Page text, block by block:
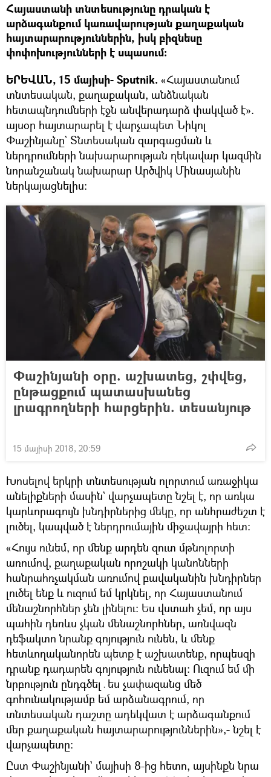
Հայաստանի տնտեսությունը դրական է
արձագանքում կառավարության քաղաքական
հայտարարություններին, իսկ բիզնեսը
փոփոխությունների է սպասում։
ԵՐԵՎԱՆ, 15 մայիսի- Sputnik. «Հայաստանում
տնտեսական, քաղաքական, անձնական
հետապնդումների էջն անվերադարձ փակված է».
այսօր հայտարարել է վարչապետ Նիկոլ
Փաշինյանը` Տնտեսական զարգացման և
ներդրումների նախարարության ղեկավար կազմին
նորանշանակ նախարար Արծվիկ Մինասյանին
ներկայացնելիս։
Փաշինյանի օրը. աշխատեց, շփվեց,
ընթացքում պատասխանեց
լրագրողների հարցերին. տեսանյութ
15 մայիսի 2018, 20:59
Խոսելով երկրի տնտեսության ոլորտում առաջիկա
անելիքների մասին` վարչապետը նշել է, որ առկա
կարևորագույն խնդիրներից մեկը, որ անհրաժեշտ է
լուծել, կապված է ներդրումային միջավայրի հետ։
«Հույս ունեմ, որ մենք արդեն զուտ մթնոլորտի
առումով, քաղաքական որոշակի կանոնների
հանրահռչակման առումով բավականին խնդիրներ
լուծել ենք և ուզում եմ կրկնել, որ Հայաստանում
մենաշնորհներ չեն լինելու։ Ես վստահ չեմ, որ այս
պահին դեռևս չկան մենաշնորհներ, առնվազն
դեֆակտո նրանք գոյություն ունեն, և մենք
հետևողականորեն պետք է աշխատենք, որպեսզի
դրանք դադարեն գոյություն ունենալ։ Ուզում եմ մի
նրբություն ընդգծել․ես չափազանց մեծ
գոհունակությամբ եմ արձանագրում, որ
տնտեսական դաշտը ադեկվատ է արձագանքում
մեր քաղաքական հայտարարություններին»,- նշել է
վարչապետը։
Ըստ Փաշինյանի` մայիսի 8-ից հետո, այսինքն նրա